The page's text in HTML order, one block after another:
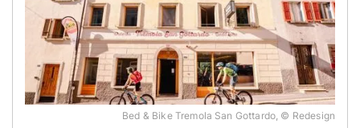
Bed & Bike Tremola San Gottardo, © Redesign